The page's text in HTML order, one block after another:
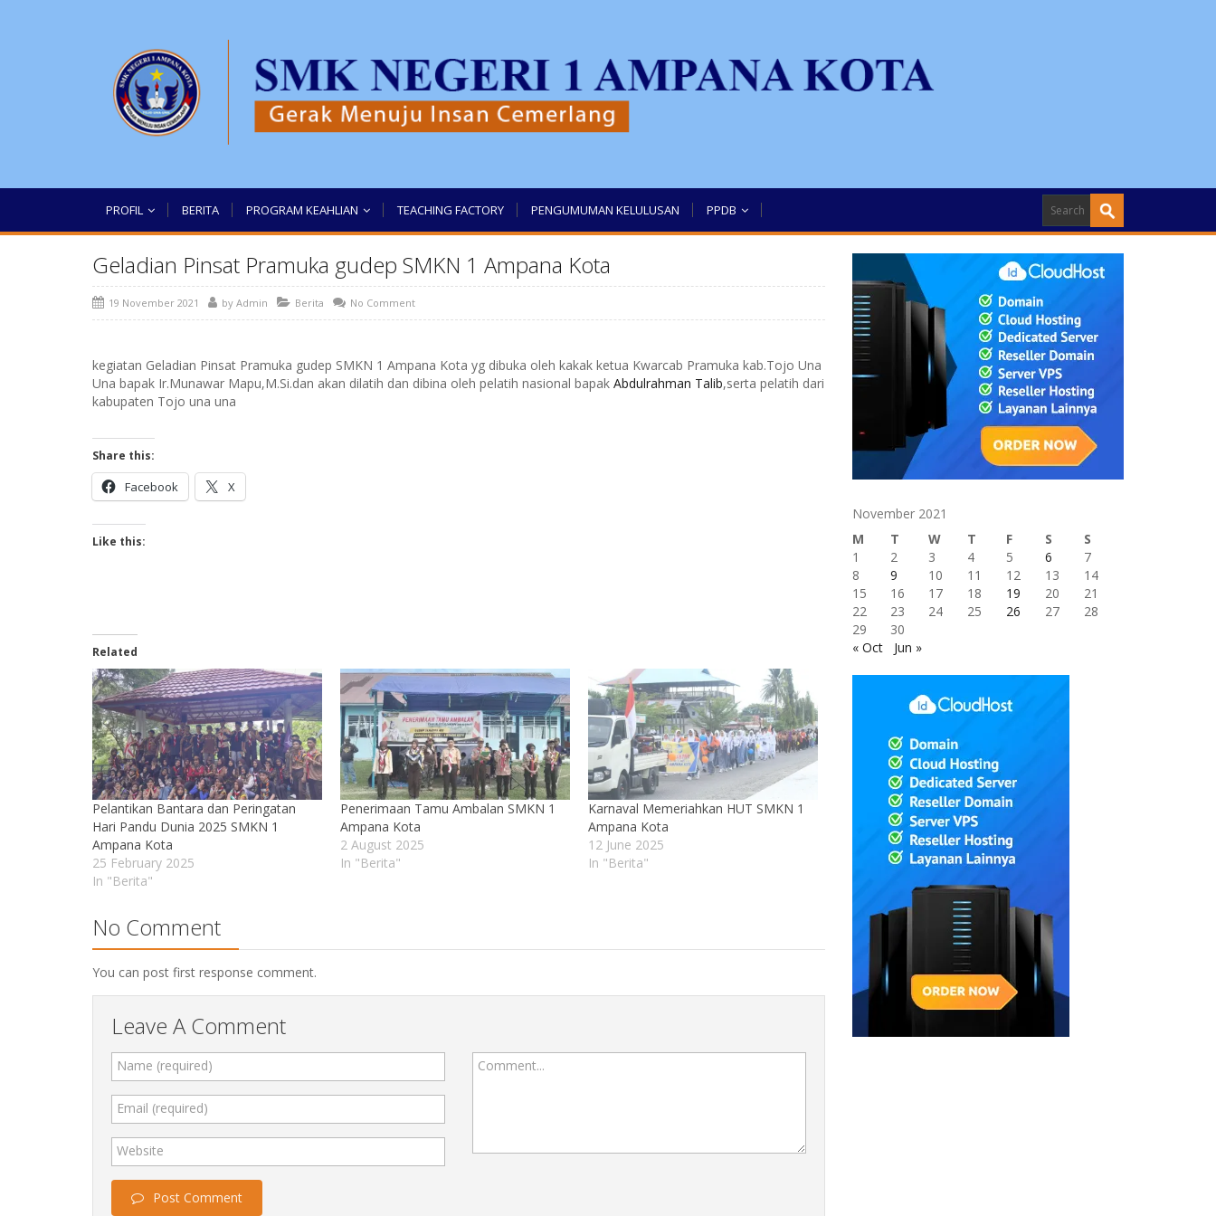
PROFIL BERITA PROGRAM KEAHLIAN TEACHING FACTORY PENGUMUMAN KELULUSAN PPDB
Geladian Pinsat Pramuka gudep SMKN 1 Ampana Kota
19 November 2021 by Admin Berita No Comment
kegiatan Geladian Pinsat Pramuka gudep SMKN 1 Ampana Kota yg dibuka oleh kakak ketua Kwarcab Pramuka kab.Tojo Una
Una bapak Ir.Munawar Mapu,M.Si.dan akan dilatih dan dibina oleh pelatih nasional bapak Abdulrahman Talib,serta pelatih dari
kabupaten Tojo una una
Share this:
Facebook X
Like this:
Related
Pelantikan Bantara dan Peringatan
Hari Pandu Dunia 2025 SMKN 1
Ampana Kota
25 February 2025
In "Berita"
Penerimaan Tamu Ambalan SMKN 1
Ampana Kota
2 August 2025
In "Berita"
Karnaval Memeriahkan HUT SMKN 1
Ampana Kota
12 June 2025
In "Berita"
No Comment
You can post first response comment.
Leave A Comment
Name (required)
Email (required)
Website
Comment...
Post Comment
November 2021
M
T W T F S
S
1
2 3 4 5 6
7
8
9 10 11 12 13
14
15
16 17 18 19 20
21
22
23 24 25 26 27
28
29
30
« Oct
Jun »